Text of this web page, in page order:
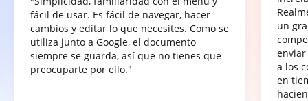
fácil de usar. Es fácil de navegar, hacer
cambios y editar lo que necesites. Como se
utiliza junto a Google, el documento
siempre se guarda, así que no tienes que
preocuparte por ello."
un
a los
en